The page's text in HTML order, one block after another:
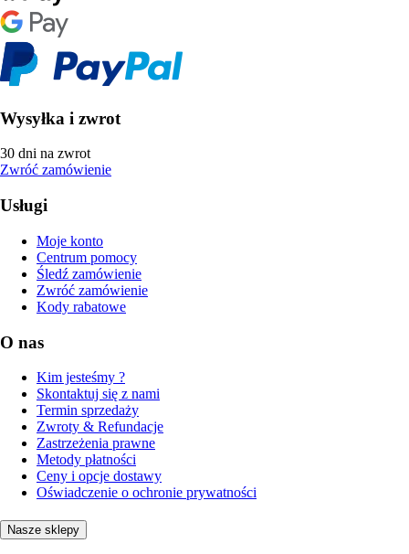
Wysyłka i zwrot
30 dni na zwrot
Zwróć zamówienie
Usługi
Moje konto
Centrum pomocy
Śledź zamówienie
Zwróć zamówienie
Kody rabatowe
O nas
Kim jesteśmy ?
Skontaktuj się z nami
Termin sprzedaży
Zwroty & Refundacje
Zastrzeżenia prawne
Metody płatności
Ceny i opcje dostawy
Oświadczenie o ochronie prywatności
Nasze sklepy